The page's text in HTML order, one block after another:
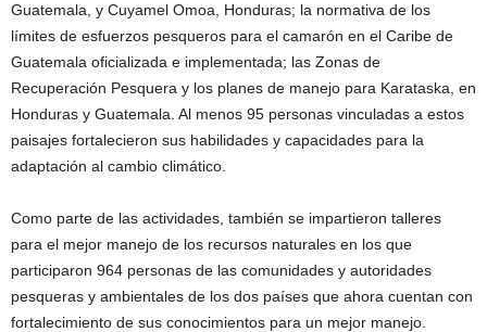
Guatemala, y Cuyamel Omoa, Honduras; la normativa de los
límites de esfuerzos pesqueros para el camarón en el Caribe de
Guatemala oficializada e implementada; las Zonas de
Recuperación Pesquera y los planes de manejo para Karataska, en
Honduras y Guatemala. Al menos 95 personas vinculadas a estos
paisajes fortalecieron sus habilidades y capacidades para la
adaptación al cambio climático.
Como parte de las actividades, también se impartieron talleres
para el mejor manejo de los recursos naturales en los que
participaron 964 personas de las comunidades y autoridades
pesqueras y ambientales de los dos países que ahora cuentan con
fortalecimiento de sus conocimientos para un mejor manejo.